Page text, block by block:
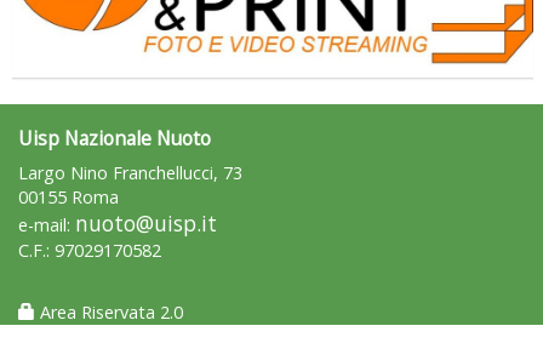
La formazione Uisp rallenta ma prosegue anche in estate
Uisp Nazionale Nuoto
Largo Nino Franchellucci, 73
00155 Roma
e-mail: nuoto@uisp.it
C.F.: 97029170582
Area Riservata 2.0